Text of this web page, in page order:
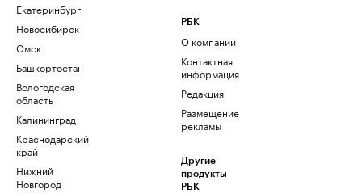
Екатеринбург
Новосибирск
Омск
Башкортостан
Вологодская
область
Калининград
Краснодарский
край
Нижний
Новгород
РБК
О компании
Контактная
информация
Редакция
Размещение
рекламы
Другие
продукты
РБК